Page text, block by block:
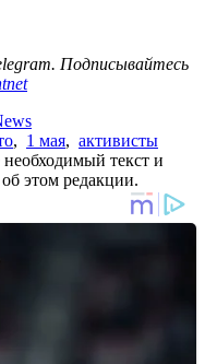
Подписывайтесь
, 1 мая, активисты
текст и
этом редакции.